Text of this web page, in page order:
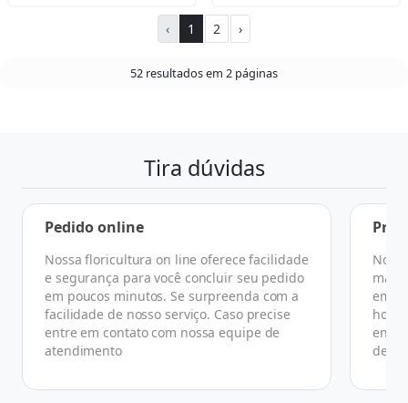
‹ 1 2 ›
52 resultados em 2 páginas
Tira dúvidas
Pedido online
Nossa floricultura on line oferece facilidade
e segurança para você concluir seu pedido
em poucos minutos. Se surpreenda com a
facilidade de nosso serviço. Caso precise
entre em contato com nossa equipe de
atendimento
No
em
de